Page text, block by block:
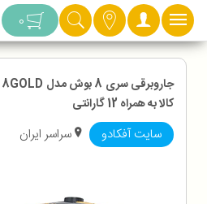
دسته بندی 0
کالا به همراه 12 گارانتی
سایت آفکادو سراسر ایران